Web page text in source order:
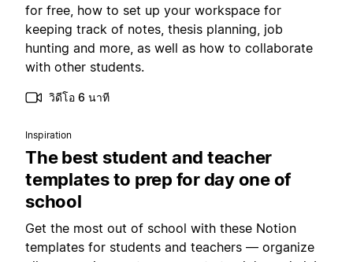
for free, how to set up your workspace for
keeping track of notes, thesis planning, job
hunting and more, as well as how to collaborate
with other students.
วิดีโอ 6 นาที
Inspiration
The best student and teacher
templates to prep for day one of
school
Get the most out of school with these Notion
templates for students and teachers — organize